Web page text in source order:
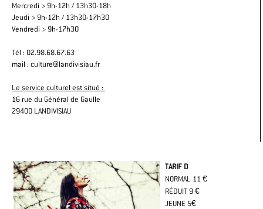
Mercredi > 9h-12h / 13h30-18h
Jeudi > 9h-12h / 13h30-17h30
Vendredi > 9h-17h30
Tél : 02.98.68.67.63
mail : culture@landivisiau.fr
Le service culturel est situé :
16 rue du Général de Gaulle
29400 LANDIVISIAU
TARIF D
NORMAL 11 €
RÉDUIT 9 €
JEUNE 5€